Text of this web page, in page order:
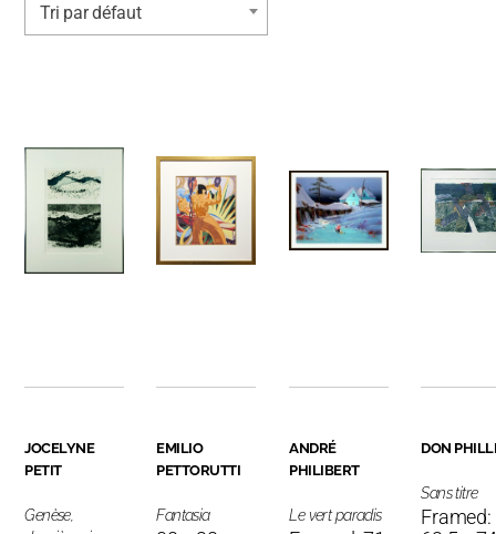
Tri par défaut
JOCELYNE
PETIT
Genèse,
EMILIO
PETTORUTTI
Fantasia
ANDRÉ
PHILIBERT
Le vert paradis
DON
Sans titre
Framed: